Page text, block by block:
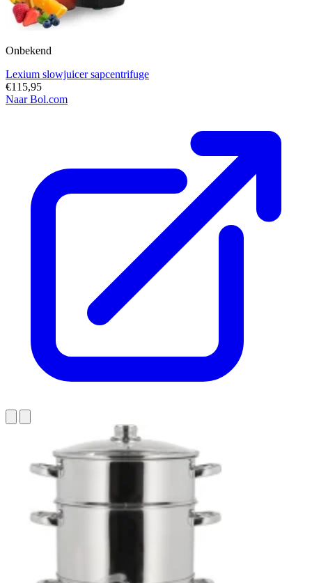
Onbekend
Lexium slowjuicer sapcentrifuge
€115,95
Naar Bol.com